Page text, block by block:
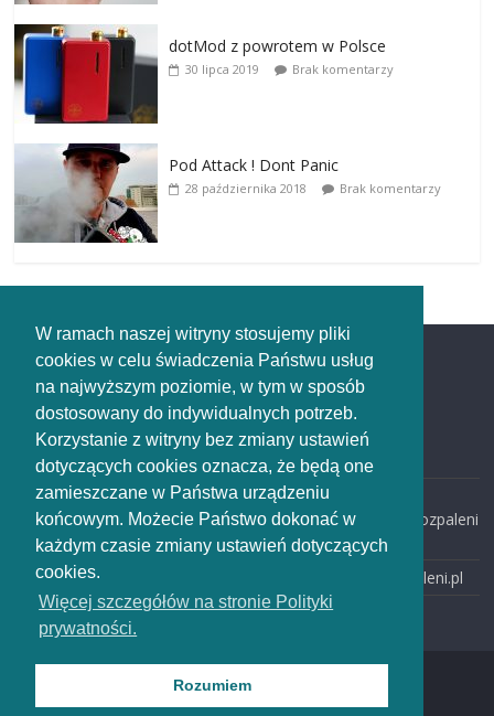
W ramach naszej witryny stosujemy pliki
cookies w celu świadczenia Państwu usług
na najwyższym poziomie, w tym w sposób
dostosowany do indywidualnych potrzeb.
Korzystanie z witryny bez zmiany ustawień
dotyczących cookies oznacza, że będą one
zamieszczane w Państwa urządzeniu
końcowym. Możecie Państwo dokonać w
każdym czasie zmiany ustawień dotyczących
cookies.
Więcej szczegółów na stronie Polityki
prywatności.
Rozumiem
dotMod z powrotem w Polsce
30 lipca 2019 Brak komentarzy
Pod Attack ! Dont Panic
28 października 2018 Brak komentarzy
Redakcja
Redakcja
rozpaleni.pl
redakcja@rozpaleni
.pl
www: rozpaleni.pl